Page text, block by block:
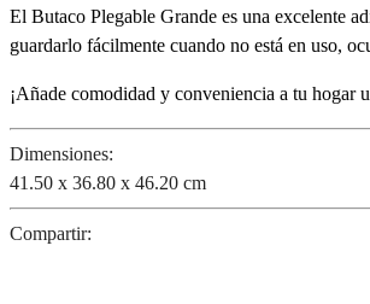
El Butaco Plegable Grande es una excelente
guardarlo fácilmente cuando no está en uso,
¡Añade comodidad y conveniencia a tu hogar
Dimensiones:
41.50 x 36.80 x 46.20 cm
Compartir: